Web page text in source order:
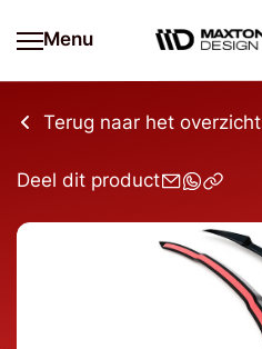
Menu
Terug naar het overzicht
Deel dit product